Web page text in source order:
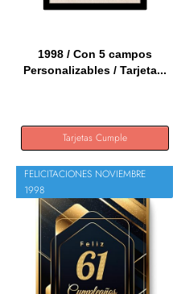
1998 / Con 5 campos
Personalizables / Tarjeta...
Tarjetas Cumple
FELICITACIONES NOVIEMBRE
1998